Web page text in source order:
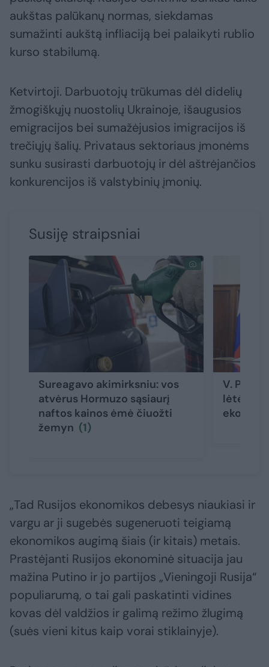
aukštas palūkanų normas, siekdamas
sumažinti aukštą infliaciją bei palaikyti rublio
kurso stabilumą.
Ketvirtoji. Darbuotojų trūkumas dėl didelių
žmogiškųjų nuostolių Ukrainoje, išaugusios
emigracijos bei sumažėjusios imigracijos iš
trečiųjų šalių. Privataus sektoriaus įmonėms
sunku susirasti darbuotojų ir dėl aštrėjančios
konkurencijos iš valstybinių įmonių.
Susiję straipsniai
Sureagavo akimirksniu: vos
atvėrus Hormuzo sąsiaurį
naftos kainos ėmė čiuožti
žemyn (1)
V.
„Tad Rusijos ekonomikos debesys niaukiasi ir
vargu ar ji sugebės sugeneruoti teigiamą
ekonomikos augimą šiais (ir kitais) metais.
Prastėjanti Rusijos ekonominė situacija jau
mažina Putino ir jo partijos „Vieningoji Rusija“
populiarumą, o tai gali paskatinti vidines
kovas dėl valdžios ir galimą režimo žlugimą
(suės vieni kitus kaip vorai stiklainyje).